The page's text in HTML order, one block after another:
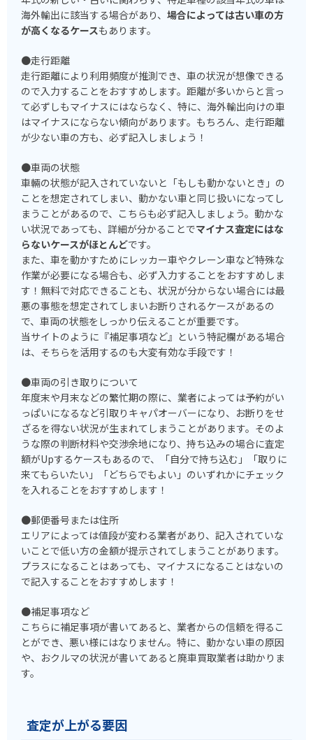
海外輸出に該当する場合があり、 場合によっては古い車の方
が高くなるケースもあります。
●走行距離
走行距離により利用頻度が推測でき、車の状況が想像できる
ので入力することをおすすめします。距離が多いからと言っ
て必ずしもマイナスにはならなく、特に、海外輸出向けの車
はマイナスにならない傾向があります。もちろん、走行距離
が少ない車の方も、必ず記入しましょう！
●車両の状態
車輛の状態が記入されていないと「もしも動かないとき」の
ことを想定されてしまい、動かない車と同じ扱いになってし
まうことがあるので、こちらも必ず記入しましょう。動かな
い状況であっても、詳細が分かることでマイナス査定にはな
らないケースがほとんどです。
また、車を動かすためにレッカー車やクレーン車など特殊な
作業が必要になる場合も、必ず入力することをおすすめしま
す！無料で対応できることも、状況が分からない場合には最
悪の事態を想定されてしまいお断りされるケースがあるの
で、車両の状態をしっかり伝えることが重要です。
当サイトのように『補足事項など』という特記欄がある場合
は、そちらを活用するのも大変有効な手段です！
●車両の引き取りについて
年度末や月末などの繁忙期の際に、業者によっては予約がい
っぱいになるなど引取りキャパオーバーになり、お断りをせ
ざるを得ない状況が生まれてしまうことがあります。そのよ
うな際の判断材料や交渉余地になり、持ち込みの場合に査定
額がUpするケースもあるので、「自分で持ち込む」「取りに
来てもらいたい」「どちらでもよい」のいずれかにチェック
を入れることをおすすめします！
●郵便番号または住所
エリアによっては値段が変わる業者があり、記入されていな
いことで低い方の金額が提示されてしまうことがあります。
プラスになることはあっても、マイナスになることはないの
で記入することをおすすめします！
●補足事項など
こちらに補足事項が書いてあると、業者からの信頼を得るこ
とができ、悪い様にはなりません。特に、動かない車の原因
や、おクルマの状況が書いてあると廃車買取業者は助かりま
す。
査定が上がる要因